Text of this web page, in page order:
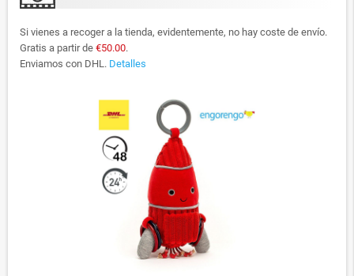
Si vienes a recoger a la tienda, evidentemente, no hay coste de envío.
Gratis a partir de €50.00.
Enviamos con DHL. Detalles